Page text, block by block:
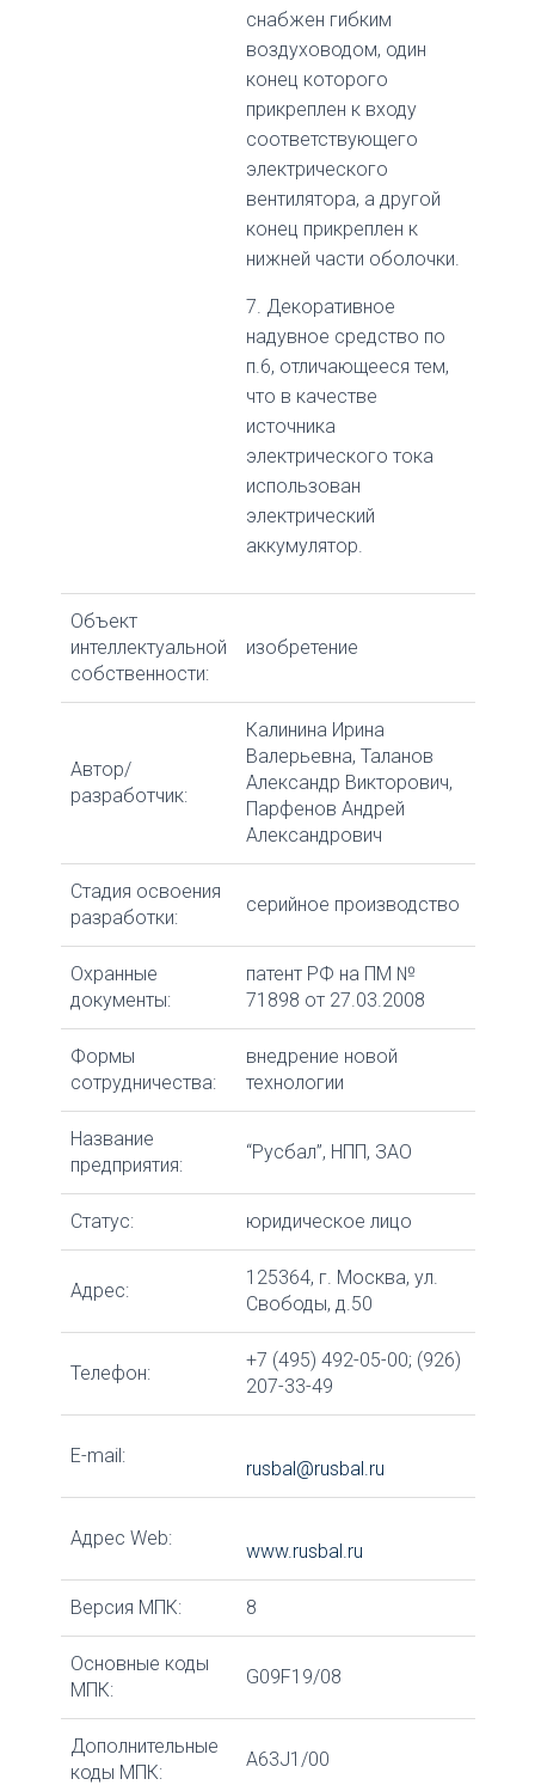
снабжен гибким
воздуховодом, один
конец которого
прикреплен к входу
соответствующего
электрического
вентилятора, а другой
конец прикреплен к
нижней части оболочки.
7. Декоративное
надувное средство по
п.6, отличающееся тем,
что в качестве
источника
электрического тока
использован
электрический
аккумулятор.
Объект
интеллектуальной
собственности:
изобретение
Автор/
разработчик:
Калинина Ирина
Валерьевна, Таланов
Александр Викторович,
Парфенов Андрей
Александрович
Стадия освоения
разработки:
серийное производство
Охранные
документы:
патент РФ на ПМ №
71898 от 27.03.2008
Формы
сотрудничества:
внедрение новой
технологии
Название
предприятия:
“Русбал”, НПП, ЗАО
Статус: юридическое лицо
Адрес:
125364, г. Москва, ул.
Свободы, д.50
Телефон:
+7 (495) 492-05-00; (926)
207-33-49
E-mail:
rusbal@rusbal.ru
Адрес Web:
www.rusbal.ru
Версия МПК: 8
Основные коды
МПК:
G09F19/08
Дополнительные
коды МПК:
A63J1/00